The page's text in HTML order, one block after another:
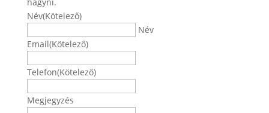
Név(Kötelező)
Név
Email(Kötelező)
Telefon(Kötelező)
Megjegyzés